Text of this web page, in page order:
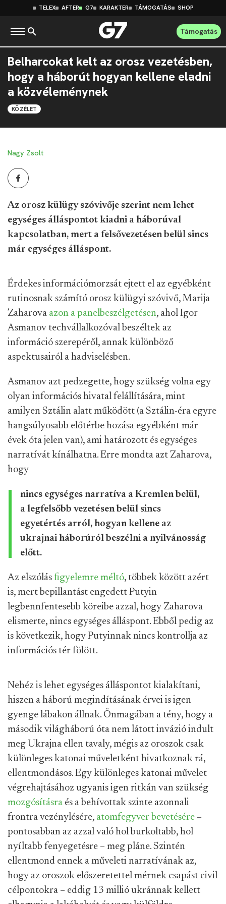
TELEX AFTER G7 KARAKTER TÁMOGATÁS SHOP
Támogatás
Belharcokat kelt az orosz vezetésben,
hogy a háborút hogyan kellene eladni
a közvéleménynek
KÖZÉLET
Nagy Zsolt
Az orosz külügy szóvivője szerint nem lehet
egységes álláspontot kiadni a háborúval
kapcsolatban, mert a felsővezetésen belül sincs
már egységes álláspont.
Érdekes információmorzsát ejtett el az egyébként
rutinosnak számító orosz külügyi szóvivő, Marija
Zaharova azon a panelbeszélgetésen, ahol Igor
Asmanov techvállalkozóval beszéltek az
információ szerepéről, annak különböző
aspektusairól a hadviselésben.
Asmanov azt pedzegette, hogy szükség volna egy
olyan információs hivatal felállítására, mint
amilyen Sztálin alatt működött (a Sztálin-éra egyre
hangsúlyosabb előtérbe hozása egyébként már
évek óta jelen van), ami határozott és egységes
narratívát kínálhatna. Erre mondta azt Zaharova,
hogy
nincs egységes narratíva a Kremlen belül,
a legfelsőbb vezetésen belül sincs
egyetértés arról, hogyan kellene az
ukrajnai háborúról beszélni a nyilvánosság
előtt.
Az elszólás figyelemre méltó, többek között azért
is, mert bepillantást engedett Putyin
legbennfentesebb köreibe azzal, hogy Zaharova
elismerte, nincs egységes álláspont. Ebből pedig az
is következik, hogy Putyinnak nincs kontrollja az
információs tér fölött.
Nehéz is lehet egységes álláspontot kialakítani,
hiszen a háború megindításának érvei is igen
gyenge lábakon állnak. Önmagában a tény, hogy a
második világháború óta nem látott invázió indult
meg Ukrajna ellen tavaly, mégis az oroszok csak
különleges katonai műveletként hivatkoznak rá,
ellentmondásos. Egy különleges katonai művelet
végrehajtásához ugyanis igen ritkán van szükség
mozgósításra és a behívottak szinte azonnali
frontra vezénylésére, atomfegyver bevetésére –
pontosabban az azzal való hol burkoltabb, hol
nyíltabb fenyegetésre – meg pláne. Szintén
ellentmond ennek a műveleti narratívának az,
hogy az oroszok előszeretettel mérnek csapást civil
célpontokra – eddig 13 millió ukránnak kellett